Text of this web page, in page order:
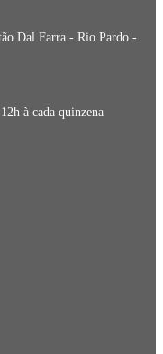
Dal Farra - Rio Pardo -
à cada quinzena